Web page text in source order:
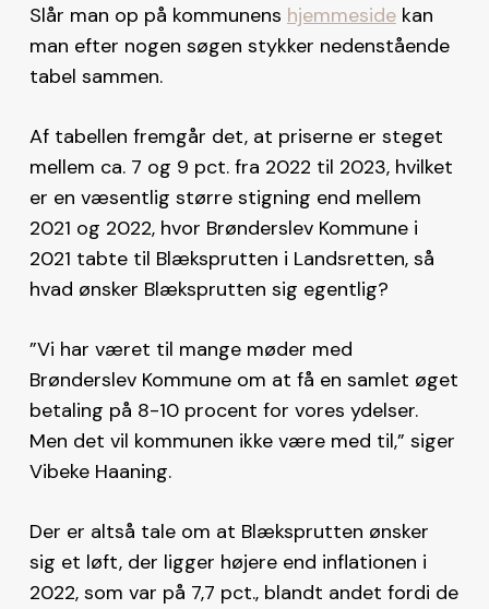
Slår man op på kommunens hjemmesidekan
man efter nogen søgen stykker nedenstående
tabel sammen.
Af tabellen fremgår det, at priserne er steget
mellem ca. 7 og 9 pct. fra 2022 til 2023, hvilket
er en væsentlig større stigning end mellem
2021 og 2022, hvor Brønderslev Kommune i
2021 tabte til Blæksprutten i Landsretten, så
hvad ønsker Blæksprutten sig egentlig?
”Vi har været til mange møder med
Brønderslev Kommune om at få en samlet øget
betaling på 8-10 procent for vores ydelser.
Men det vil kommunen ikke være med til,” siger
Vibeke Haaning.
Der er altså tale om at Blæksprutten ønsker
sig et løft, der ligger højere end inflationen i
2022, som var på 7,7 pct., blandt andet fordi de